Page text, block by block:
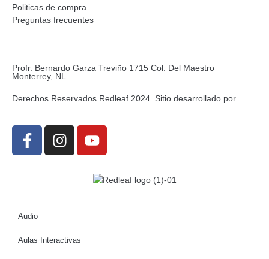
Politicas de compra
Preguntas frecuentes
Profr. Bernardo Garza Treviño 1715 Col. Del Maestro
Monterrey, NL
Derechos Reservados Redleaf 2024. Sitio desarrollado por
Audio
Aulas Interactivas